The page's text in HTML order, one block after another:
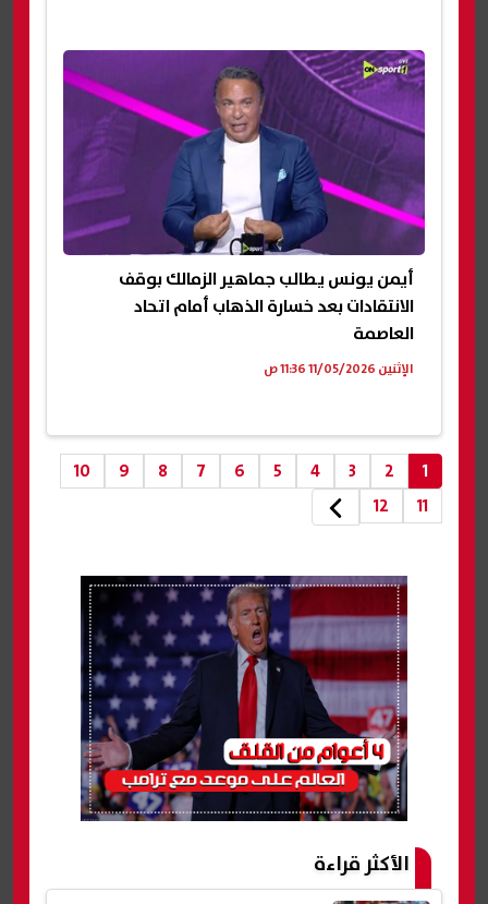
أيمن يونس يطالب جماهير الزمالك بوقف
الانتقادات بعد خسارة الذهاب أمام اتحاد
العاصمة
الإثنين 11/05/2026 11:36 ص
1
2
3
4
5
6
7
8
9
10
11
12
الأكثر قراءة